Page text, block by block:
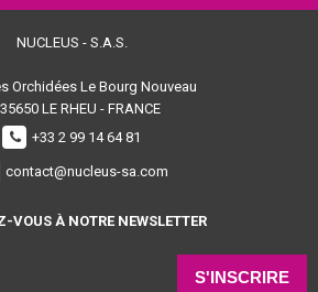
NUCLEUS - S.A.S.
Orchidées Le Bourg Nouveau
LE RHEU - FRANCE
+33 2 99 14 64 81
contact@nucleus-sa.com
VOUS À NOTRE NEWSLETTER
S'INSCRIRE